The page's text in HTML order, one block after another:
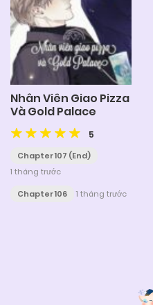
Nhân Viên Giao Pizza
Và Gold Palace
5
Chapter 107 (End)
1 tháng trước
Chapter 106
1 tháng trước